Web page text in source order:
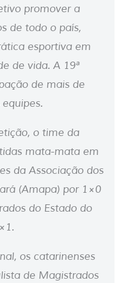
promover a
de todo o país,
esportiva em
de vida. A 19ª
de mais de
o time da
mata-mata em
da Associação dos
(Amapa) por 1×0
do Estado do
os catarinenses
de Magistrados